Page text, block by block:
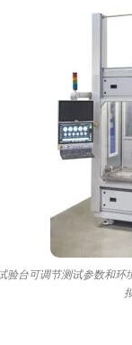
验台可调节测试参数和